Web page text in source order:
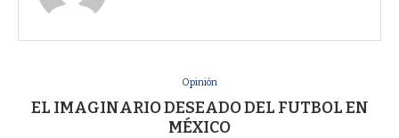
Opinión
EL IMAGINARIO DESEADO DEL FUTBOL EN
MÉXICO